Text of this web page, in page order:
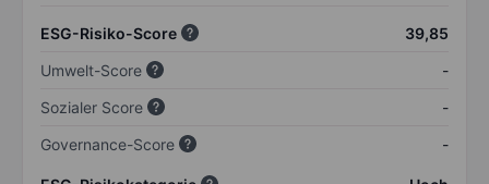
ESG-Risiko-Score
39,85
Umwelt-Score
-
Sozialer Score
-
Governance-Score
-